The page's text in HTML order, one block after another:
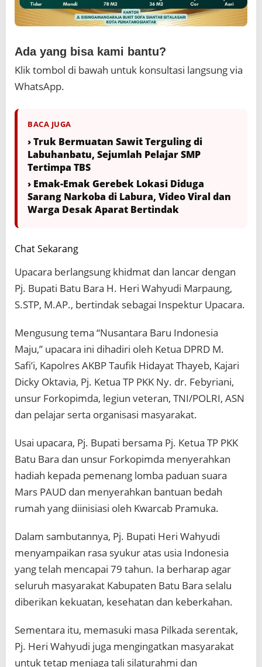
Ada yang bisa kami bantu?
Klik tombol di bawah untuk konsultasi langsung via
WhatsApp.
BACA JUGA
› Truk Bermuatan Sawit Terguling di
Labuhanbatu, Sejumlah Pelajar SMP
Tertimpa TBS
› Emak-Emak Gerebek Lokasi Diduga
Sarang Narkoba di Labura, Video Viral dan
Warga Desak Aparat Bertindak
Chat Sekarang
Upacara berlangsung khidmat dan lancar dengan
Pj. Bupati Batu Bara H. Heri Wahyudi Marpaung,
S.STP, M.AP., bertindak sebagai Inspektur Upacara.
Mengusung tema “Nusantara Baru Indonesia
Maju,” upacara ini dihadiri oleh Ketua DPRD M.
Safi’i, Kapolres AKBP Taufik Hidayat Thayeb, Kajari
Dicky Oktavia, Pj. Ketua TP PKK Ny. dr. Febyriani,
unsur Forkopimda, legiun veteran, TNI/POLRI, ASN
dan pelajar serta organisasi masyarakat.
Usai upacara, Pj. Bupati bersama Pj. Ketua TP PKK
Batu Bara dan unsur Forkopimda menyerahkan
hadiah kepada pemenang lomba paduan suara
Mars PAUD dan menyerahkan bantuan bedah
rumah yang diinisiasi oleh Kwarcab Pramuka.
Dalam sambutannya, Pj. Bupati Heri Wahyudi
menyampaikan rasa syukur atas usia Indonesia
yang telah mencapai 79 tahun. Ia berharap agar
seluruh masyarakat Kabupaten Batu Bara selalu
diberikan kekuatan, kesehatan dan keberkahan.
Sementara itu, memasuki masa Pilkada serentak,
Pj. Heri Wahyudi juga mengingatkan masyarakat
untuk tetap menjaga tali silaturahmi dan